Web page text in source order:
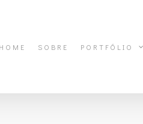
HOME SOBRE PORTFÓLIO